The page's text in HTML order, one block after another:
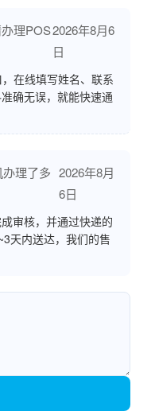
理POS2026年8月6
日
在线填写姓名、联系
确无误，就能快速通
理了多 2026年8月
6日
审核，并通过快递的
天内送达，我们的售